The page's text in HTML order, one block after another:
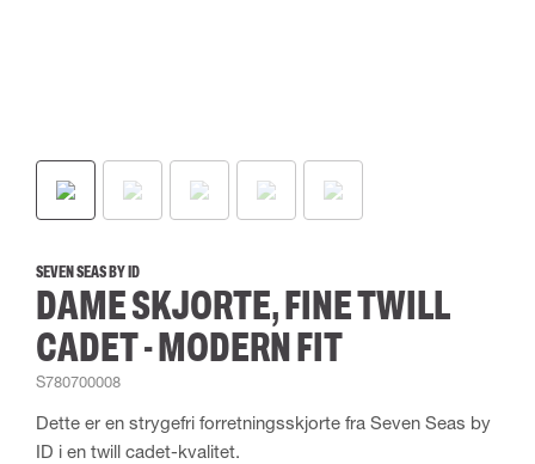
SEVEN SEAS BY ID
DAME SKJORTE, FINE TWILL
CADET - MODERN FIT
S780700008
Dette er en strygefri forretningsskjorte fra Seven Seas by
ID i en twill cadet-kvalitet.